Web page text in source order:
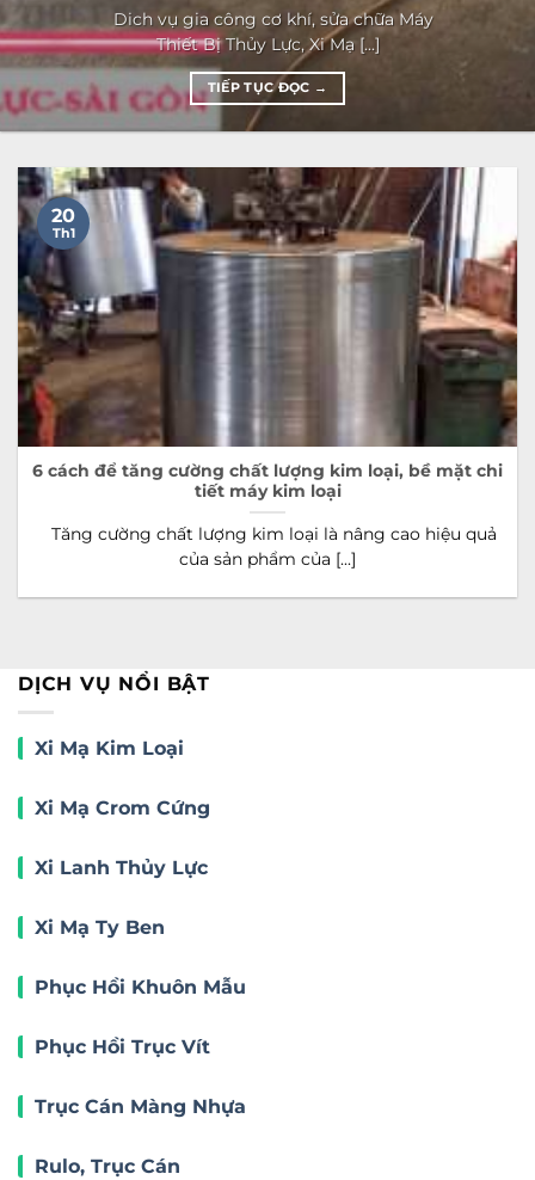
Dich vụ gia công cơ khí, sửa chữa Máy
Thiết Bị Thủy Lực, Xi Mạ [...]
TIẾP TỤC ĐỌC →
6 cách để tăng cường chất lượng kim loại, bề mặt chi
tiết máy kim loại
Tăng cường chất lượng kim loại là nâng cao hiệu quả
của sản phẩm của [...]
20
Th1
DỊCH VỤ NỔI BẬT
Xi Mạ Kim Loại
Xi Mạ Crom Cứng
Xi Lanh Thủy Lực
Xi Mạ Ty Ben
Phục Hồi Khuôn Mẫu
Phục Hồi Trục Vít
Trục Cán Màng Nhựa
Rulo, Trục Cán